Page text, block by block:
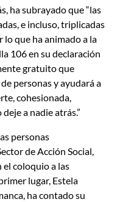
ha subrayado que “las
e incluso, triplicadas
lo que ha animado a la
106 en su declaración
gratuito que
personas y ayudará a
cohesionada,
a nadie atrás.”
personas
de Acción Social,
coloquio a las
lugar, Estela
ha contado su